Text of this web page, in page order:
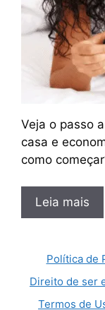
Veja o passo
casa e
como
Leia mais
Política de
Direito de ser
Termos de